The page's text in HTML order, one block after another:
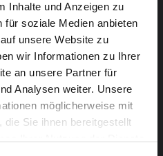
Inhalte und Anzeigen zu
für soziale Medien anbieten
unsere Website zu
wir Informationen zu Ihrer
an unsere Partner für
Analysen weiter. Unsere
möglicherweise mit
Sie ihnen bereitgestellt
Elemente werden den
zu einer
besonderen Art machen.
Gestaltung von –
des neuen
ein Stimmungsbild von
Vielfalt wird eine